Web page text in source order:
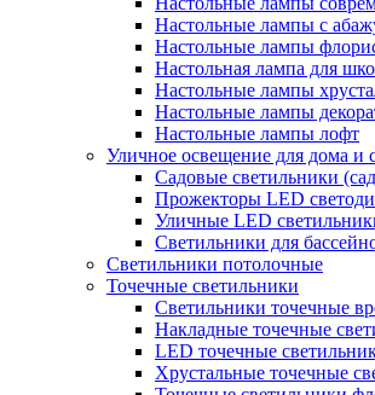
Настольные лампы с
Настольные лампы
Настольная лампа для
Настольные лампы
Настольные лампы
Настольные лампы лофт
Уличное освещение для дома и
Садовые светильники
Прожекторы LED
Уличные LED
Светильники для
Светильники потолочные
Точечные светильники
Светильники точечные
Накладные точечные
LED точечные
Хрустальные точечные